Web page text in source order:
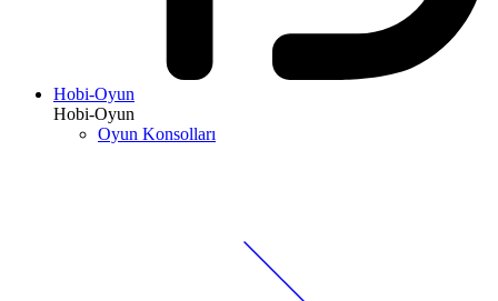
Hobi-Oyun
Hobi-Oyun
Oyun Konsolları